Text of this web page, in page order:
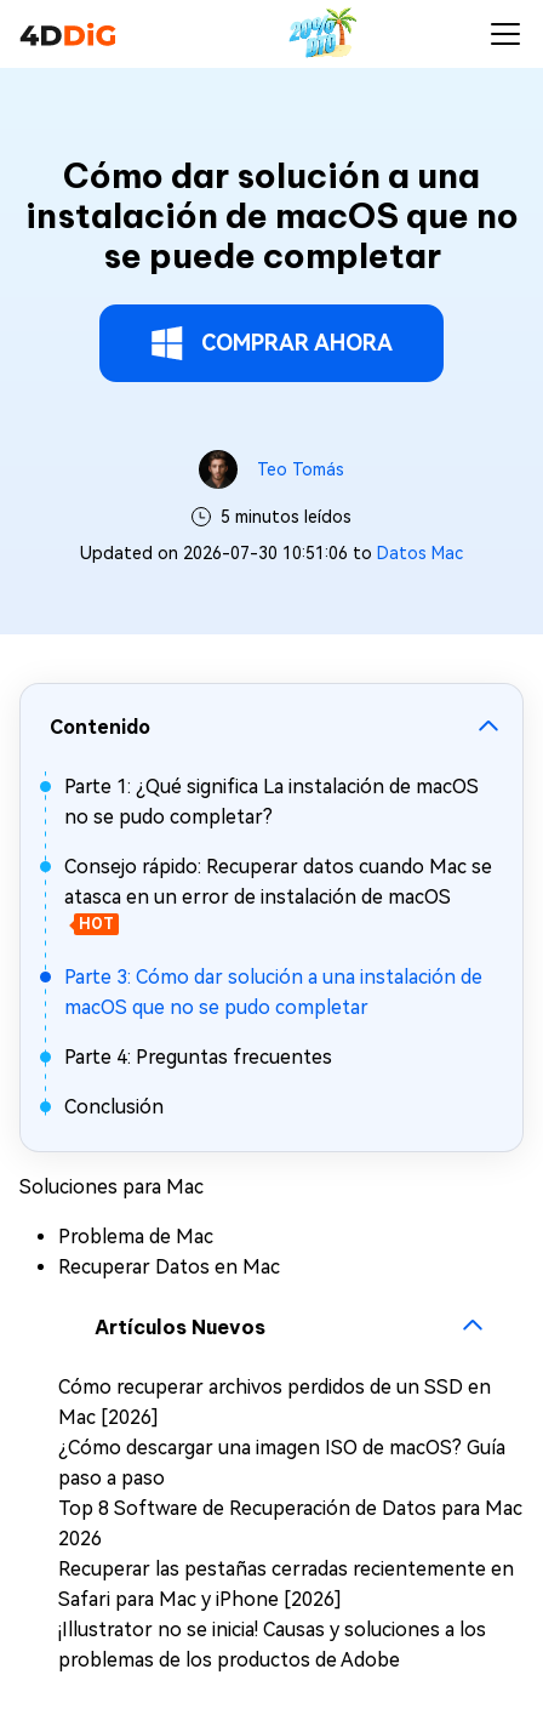
Cómo dar solución a una
instalación de macOS que no
se puede completar
COMPRAR AHORA
Teo Tomás
5 minutos leídos
Updated on 2026-07-30 10:51:06 to Datos Mac
Contenido
Parte 1: ¿Qué significa La instalación de macOS
no se pudo completar?
Consejo rápido: Recuperar datos cuando Mac se
atasca en un error de instalación de macOS
HOT
Parte 3: Cómo dar solución a una instalación de
macOS que no se pudo completar
Parte 4: Preguntas frecuentes
Conclusión
Soluciones para Mac
Problema de Mac
Recuperar Datos en Mac
Artículos Nuevos
Cómo recuperar archivos perdidos de un SSD en
Mac [2026]
¿Cómo descargar una imagen ISO de macOS? Guía
paso a paso
Top 8 Software de Recuperación de Datos para Mac
2026
Recuperar las pestañas cerradas recientemente en
Safari para Mac y iPhone [2026]
¡Illustrator no se inicia! Causas y soluciones a los
problemas de los productos de Adobe